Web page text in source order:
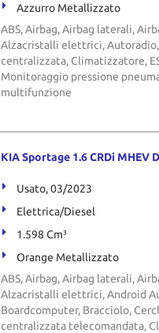
Azzurro Metallizzato
ABS, Airbag, Airbag laterali,
Alzacristalli elettrici,
centralizzata, Climatizzatore,
Monitoraggio pressione
multifunzione
KIA Sportage 1.6 CRDi MHEV
Usato, 03/2023
Elettrica/Diesel
1.598 Cm³
Orange Metallizzato
ABS, Airbag, Airbag laterali,
Alzacristalli elettrici, Android
Boardcomputer, Bracciolo,
centralizzata telecomandata,